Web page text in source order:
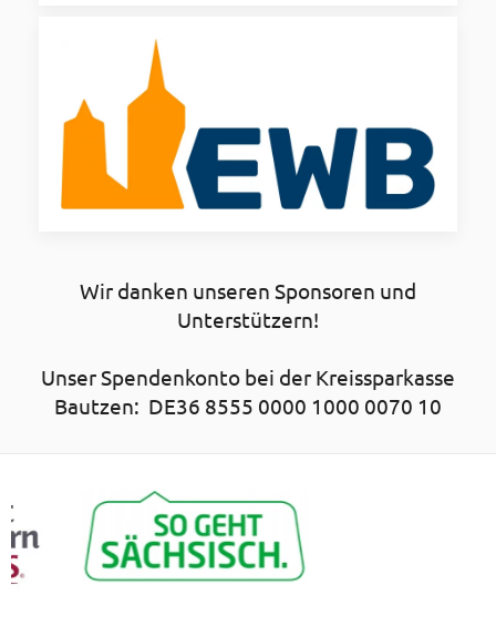
Wir danken unseren Sponsoren und
Unterstützern!
Unser Spendenkonto bei der Kreissparkasse
Bautzen: DE36 8555 0000 1000 0070 10